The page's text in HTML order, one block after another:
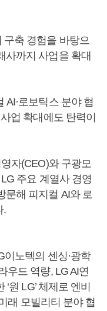
구축 경험을 바탕으
사까지 사업을 확대
AI·로보틱스 분야 협
업 확대에도 탄력이
자(CEO)와 구광모
주요 계열사 경영
문해 피지컬 AI와 로
.
이노텍의 센싱·광학
우드 역량, LG AI연
원 LG’ 체제로 엔비
래 모빌리티 분야 협